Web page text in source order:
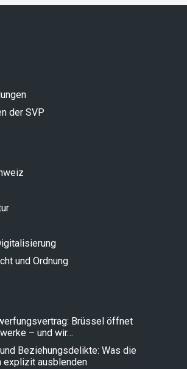
der SVP
und Ordnung
Brüssel öffnet
– und wir…
Beziehungsdelikte: Was die
explizit ausblenden